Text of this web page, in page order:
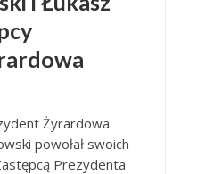
Żyrardowa
powołał swoich
Prezydenta